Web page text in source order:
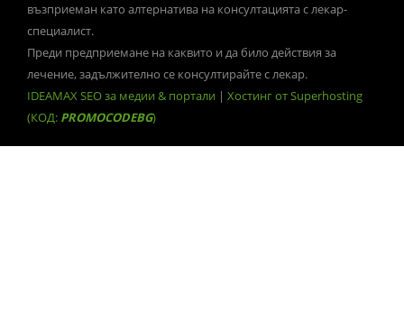
възприеман като алтернатива на консултацията с лекар-
специалист.
Преди предприемане на каквито и да било действия за
лечение, задължително се консултирайте с лекар.
IDEAMAX SEO за медии & портали | Хостинг от Superhosting
(КОД: PROMOCODEBG)